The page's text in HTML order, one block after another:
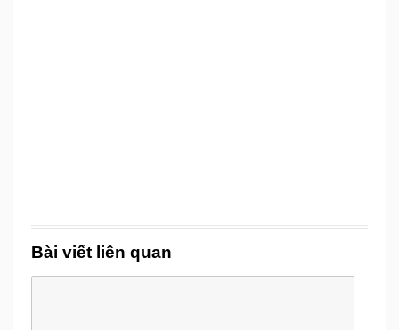
Bài viết liên quan